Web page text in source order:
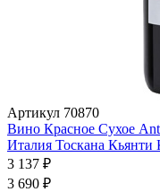
Артикул 70870
Вино Красное Сухое
Италия Тоскана Кьянти
3 137 ₽
3 690 ₽